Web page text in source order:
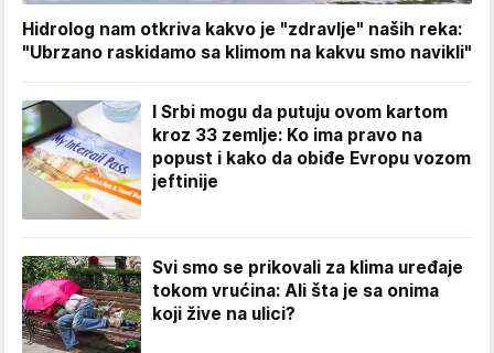
Hidrolog nam otkriva kakvo je "zdravlje" naših reka:
"Ubrzano raskidamo sa klimom na kakvu smo navikli"
I Srbi mogu da putuju ovom kartom
kroz 33 zemlje: Ko ima pravo na
popust i kako da obiđe Evropu vozom
jeftinije
Svi smo se prikovali za klima uređaje
tokom vrućina: Ali šta je sa onima
koji žive na ulici?